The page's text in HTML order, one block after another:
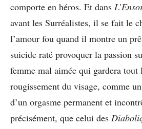
comporte en héros. Et dans
avant les Surréalistes, il se fait le
l’amour fou quand il montre un
suicide raté provoquer la passion
femme mal aimée qui gardera tout
rougissement du visage, comme
d’un orgasme permanent et
précisément, que celui des